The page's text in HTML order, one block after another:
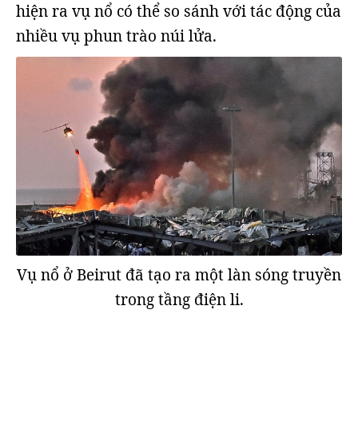
hiện ra vụ nổ có thể so sánh với tác động của
nhiều vụ phun trào núi lửa.
Vụ nổ ở Beirut đã tạo ra một làn sóng truyền
trong tầng điện li.